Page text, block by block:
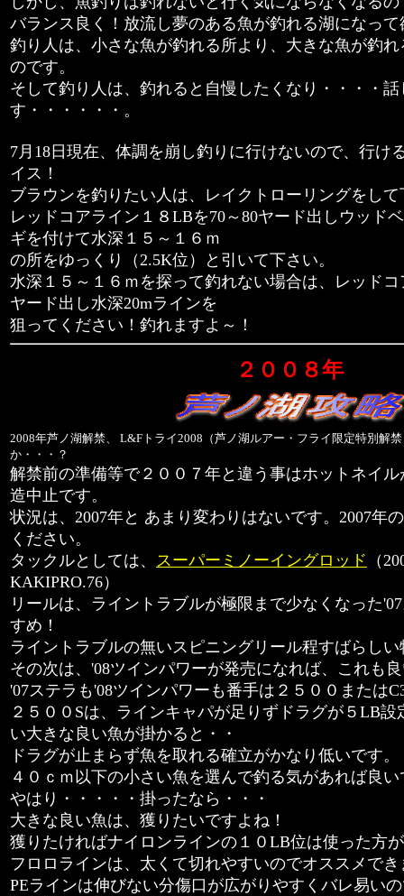
バランス良く！放流し夢のある魚が釣れる湖になっ
釣り人は、小さな魚が釣れる所より、大きな魚が釣
のです。
そして釣り人は、釣れると自慢したくなり・・・・
す・・・・・・。
7月18日現在、体調を崩し釣りに行けないので、行け
イス！
ブラウンを釣りたい人は、レイクトローリングをして
レッドコアライン１８LBを70～80ヤード出しウッド
ギを付けて水深１５～１６ｍ
の所をゆっくり（2.5K位）と引いて下さい。
水深１５～１６ｍを探って釣れない場合は、レッド
ヤード出し水深20mラインを
狙ってください！釣れますよ～！
２００８年
2008年芦ノ湖解禁、 L&Fトライ2008（芦ノ湖ルアー・フライ限定特別解
か・・・？
解禁前の準備等で２００７年と違う事はホットネイ
造中止です。
状況は、2007年と あまり変わりはないです。2007年
ください。
タックルとしては、
スーパーミノーイングロッド （
KAKIPRO.76）
リールは、ライントラブルが極限まで少なくなった
すめ！
ライントラブルの無いスピニングリール程すばらし
その次は、'08ツインパワーが発売になれば、これも
'07ステラも'08ツインパワーも番手は２５００または
２５００Sは、ラインキャパが足りずドラグが５LB
い大きな良い魚が掛かると・・
ドラグが止まらず魚を取れる確立がかなり低いです。
４０ｃｍ以下の小さい魚を選んで釣る気があれば良
やはり・・・・・掛ったなら・・・
大きな良い魚は、獲りたいですよね！
獲りたければナイロンラインの１０LB位は使った方
フロロラインは、太くて切れやすいのでオススメで
PEラインは伸びない分傷口が広がりやすくバレ易い